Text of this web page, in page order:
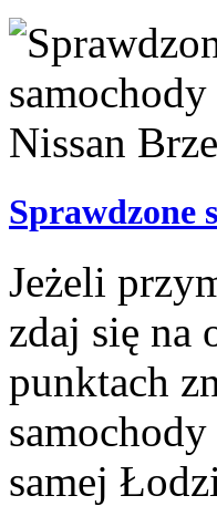
Sprawdzone
Jeżeli
zdaj się na
punktach
samej